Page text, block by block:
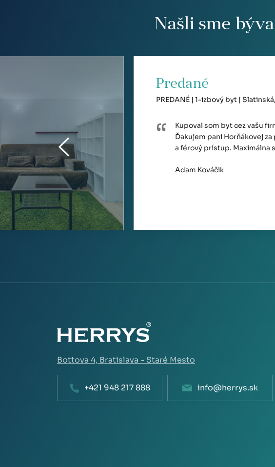
Našli sme
Predané
PREDANÉ | 1-izbový byt |
Kupoval som byt cez vašu
Ďakujem pani Horňákovej
a férový prístup. Maximálna
Adam Kováčik
Bottova 4, Bratislava - Staré Mesto
+421 948 217 888 info@herrys.sk